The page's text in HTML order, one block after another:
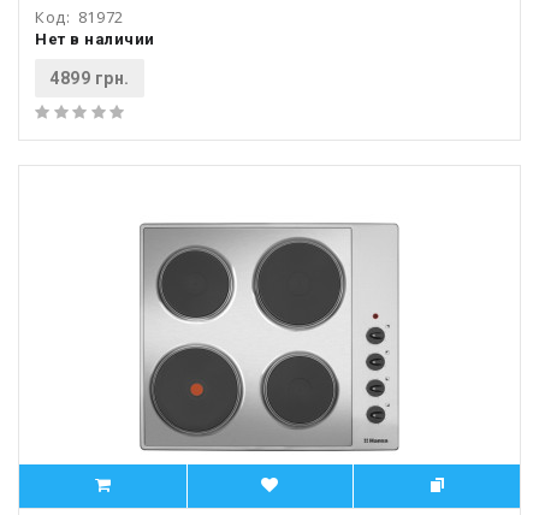
Код: 81972
Нет в наличии
4899 грн.